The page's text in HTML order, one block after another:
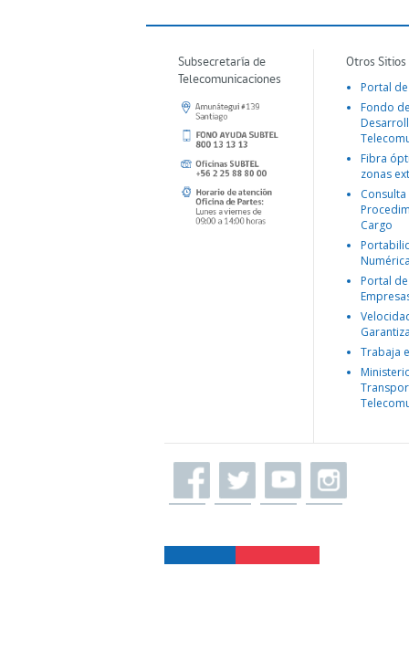
Subsecretaría de
Telecomunicaciones
Otros
Portal
Fondo
Fibra
zonas
Consulta
Cargo
Portal
Trabaja